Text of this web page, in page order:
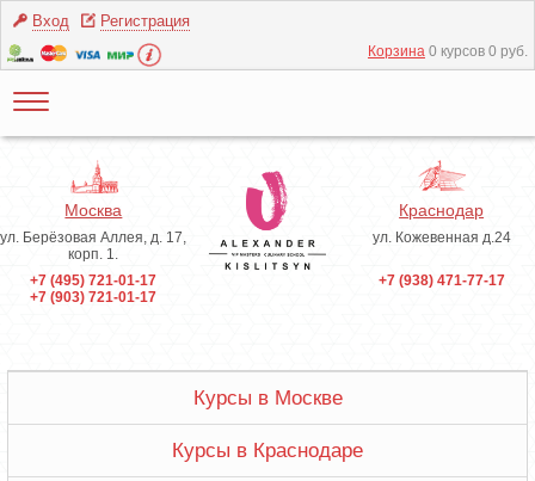
Вход Регистрация
Корзина 0 курсов 0 руб.
Москва
ул. Берёзовая Аллея, д. 17,
корп. 1.
+7 (495) 721-01-17
+7 (903) 721-01-17
Краснодар
ул. Кожевенная д.24
+7 (938) 471-77-17
Курсы в Москве
Курсы в Краснодаре